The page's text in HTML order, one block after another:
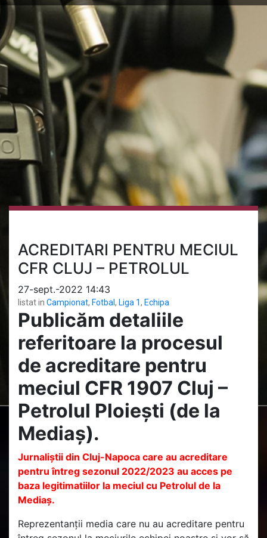
ACREDITARI PENTRU MECIUL
CFR CLUJ – PETROLUL
27-sept.-2022 14:43
listat in Campionat, Fotbal , Liga 1, Echipa
Publicăm detaliile
referitoare la procesul
de acreditare pentru
meciul CFR 1907 Cluj –
Petrolul Ploiești (de la
Mediaș).
Jurnaliștii din Cluj-Napoca care au acreditare
pentru întreg sezonul 2022/2023 au acces pe
baza legitimatiilor la meciul cu Petrolul de la
Mediaș.
Reprezentanții media care nu au acreditare pentru